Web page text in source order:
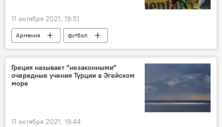
11 октября 2021, 19:51
Армения
футбол
сборная Армении
Румыния
Чемпионат мира
Греция называет "незаконными"
очередные учения Турции в Эгейском
море
11 октября 2021, 19:44